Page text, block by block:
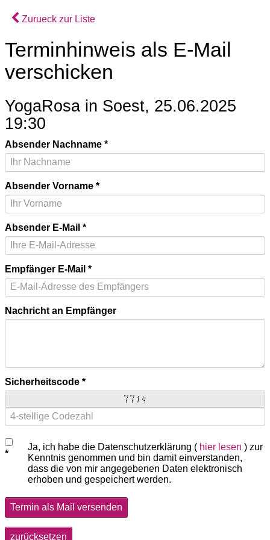
Zurueck zur Liste
Terminhinweis als E-Mail
verschicken
YogaRosa in Soest, 25.06.2025
19:30
Absender Nachname
Absender Vorname
Absender E-Mail
Empfänger E-Mail
Nachricht an Empfänger
Sicherheitscode
Ja, ich habe die Datenschutzerklärung ( hier lesen ) zur
Kenntnis genommen und bin damit einverstanden,
dass die von mir angegebenen Daten elektronisch
erhoben und gespeichert werden.
Termin als Mail versenden
zurücksetzen